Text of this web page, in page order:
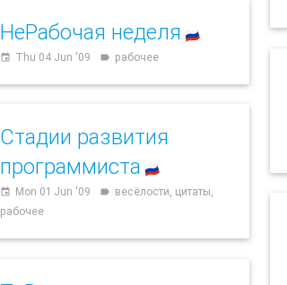
НеРабочая неделя 🇷🇺
event Thu 04 Jun '09 label рабочее
Стадии развития
программиста 🇷🇺
event Mon 01 Jun '09 label весёлости, цитаты,
рабочее